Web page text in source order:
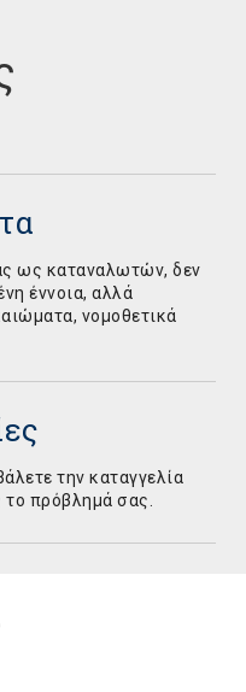
ως καταναλωτών, δεν
έννοια, αλλά
νομοθετικά
την καταγγελία
πρόβλημά σας.